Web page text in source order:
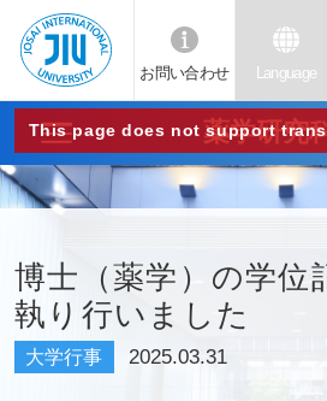
JIU
城西
国際
大学
お問い合わせ Language
This page does not support
薬学研究
博士（薬学）の学位
執り行いました
大学行事 2025.03.31